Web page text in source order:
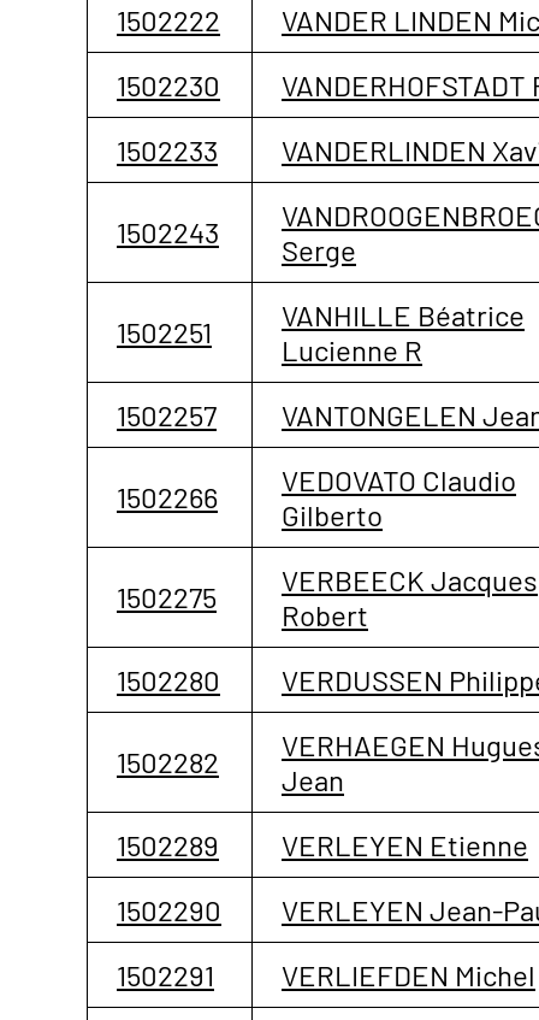
1502222
VANDER LINDEN
1502230
1502233
VANDERLINDEN
1502243
Serge
1502251
VANHILLE Béatrice
Lucienne R
1502257
VANTONGELEN
1502266
VEDOVATO Claudio
Gilberto
1502275
VERBEECK Jacques
Robert
1502280
VERDUSSEN
1502282
VERHAEGEN
Jean
1502289
VERLEYEN Etienne
1502290
VERLEYEN Jean-
1502291
VERLIEFDEN Michel